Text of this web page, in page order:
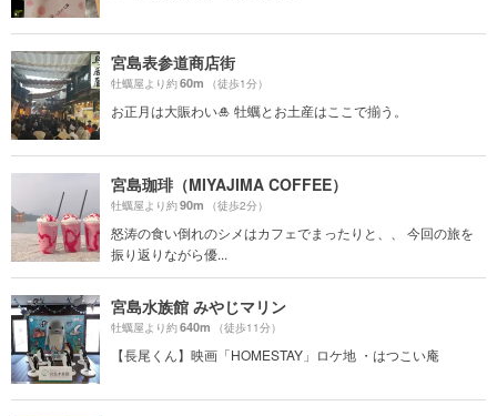
宮島表参道商店街
牡蠣屋より約60m （徒歩1分）
お正月は大賑わい🎍 牡蠣とお土産はここで揃う。
宮島珈琲（MIYAJIMA COFFEE）
牡蠣屋より約90m （徒歩2分）
怒涛の食い倒れのシメはカフェでまったりと、、 今回の旅を
振り返りながら優...
宮島水族館 みやじマリン
牡蠣屋より約640m （徒歩11分）
【長尾くん】映画「HOMESTAY」ロケ地 ・はつこい庵